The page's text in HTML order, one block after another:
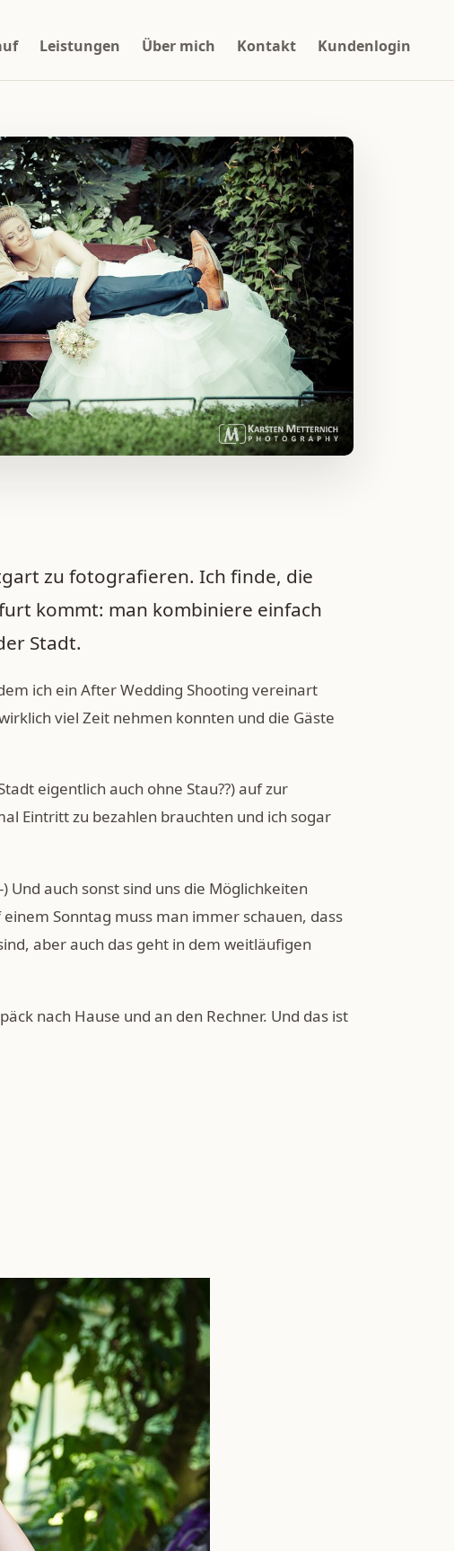
Leistungen Über mich Kontakt Kundenlogin
zu fotografieren. Ich finde, die
kommt: man kombiniere einfach
Stadt.
ich ein After Wedding Shooting vereinart
viel Zeit nehmen konnten und die Gäste
eigentlich auch ohne Stau??) auf zur
Eintritt zu bezahlen brauchten und ich sogar
auch sonst sind uns die Möglichkeiten
Sonntag muss man immer schauen, dass
aber auch das geht in dem weitläufigen
nach Hause und an den Rechner. Und das ist